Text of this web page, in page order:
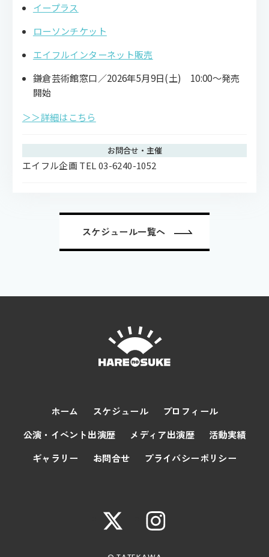
イープラス
ローソンチケット
エイフルインターネット販売
鎌倉芸術館窓口／2026年5月9日(土) 10:00～発売
開始
＞＞詳細はこちら
お問合せ・主催
エイフル企画 TEL 03-6240-1052
スケジュール一覧へ
ホーム スケジュール
プロフィール
公演・イベント出演歴
メディア出演歴
活動実績
ギャラリー
お問合せ プライバシーポリシー